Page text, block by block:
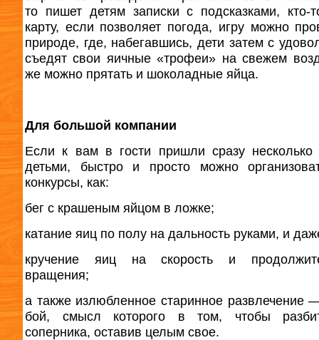
то пишет детям записки с подсказками, кто-
карту, если позволяет погода, игру можно
природе, где, набегавшись, дети затем с
съедят свои яичные «трофеи» на свежем
же можно прятать и шоколадные яйца.
Для большой компании
Если к вам в гости пришли сразу
детьми, быстро и просто можно
конкурсы, как:
бег с крашеным яйцом в ложке;
катание яиц по полу на дальность руками, и
кручение яиц на скорость и
вращения;
а также излюбленное старинное развлечение
бой, смысл которого в том, чтобы
соперника, оставив целым свое.